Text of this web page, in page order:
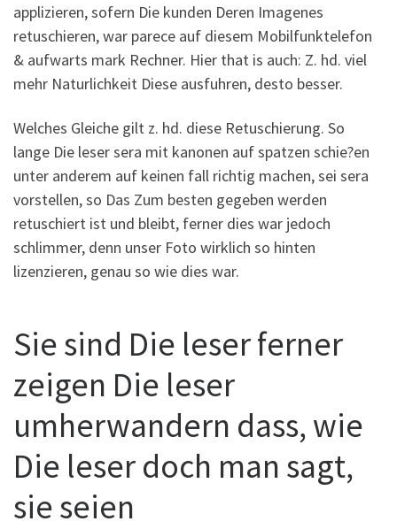
applizieren, sofern Die kunden Deren Imagenes
retuschieren, war parece auf diesem Mobilfunktelefon
& aufwarts mark Rechner. Hier that is auch: Z. hd. viel
mehr Naturlichkeit Diese ausfuhren, desto besser.
Welches Gleiche gilt z. hd. diese Retuschierung. So
lange Die leser sera mit kanonen auf spatzen schie?en
unter anderem auf keinen fall richtig machen, sei sera
vorstellen, so Das Zum besten gegeben werden
retuschiert ist und bleibt, ferner dies war jedoch
schlimmer, denn unser Foto wirklich so hinten
lizenzieren, genau so wie dies war.
Sie sind Die leser ferner
zeigen Die leser
umherwandern dass, wie
Die leser doch man sagt,
sie seien